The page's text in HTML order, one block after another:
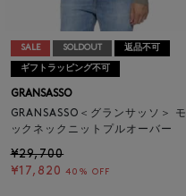
SALE SOLDOUT 返品不可
ギフトラッピング不可
GRANSASSO
GRANSASSO＜グランサッソ＞ モ
ックネックニットプルオーバー
¥29,700
¥17,820 40% OFF